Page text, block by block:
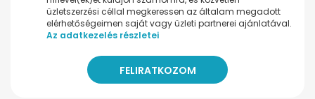
üzletszerzési céllal megkeressen az általam megadott
elérhetőségeimen saját vagy üzleti partnerei ajánlatával.
Az adatkezelés részletei